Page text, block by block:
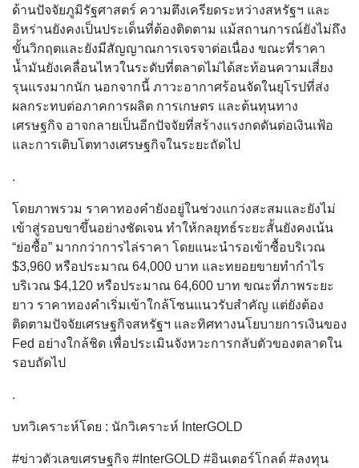
ด้านปัจจัยภูมิรัฐศาสตร์ ความตึงเครียดระหว่างสหรัฐฯ และ
อิหร่านยังคงเป็นประเด็นที่ต้องติดตาม แม้สถานการณ์ยังไม่ถึง
ขั้นวิกฤตและยังมีสัญญาณการเจรจาต่อเนื่อง ขณะที่ราคา
น้ำมันยังเคลื่อนไหวในระดับที่ตลาดไม่ได้สะท้อนความเสี่ยง
รุนแรงมากนัก นอกจากนี้ ภาวะอากาศร้อนจัดในยุโรปที่ส่ง
ผลกระทบต่อภาคการผลิต การเกษตร และต้นทุนทาง
เศรษฐกิจ อาจกลายเป็นอีกปัจจัยที่สร้างแรงกดดันต่อเงินเฟ้อ
และการเติบโตทางเศรษฐกิจในระยะถัดไป
.
โดยภาพรวม ราคาทองคำยังอยู่ในช่วงแกว่งสะสมและยังไม่
เข้าสู่รอบขาขึ้นอย่างชัดเจน ทำให้กลยุทธ์ระยะสั้นยังคงเน้น
“ย่อซื้อ” มากกว่าการไล่ราคา โดยแนะนำรอเข้าซื้อบริเวณ
$3,960 หรือประมาณ 64,000 บาท และทยอยขายทำกำไร
บริเวณ $4,120 หรือประมาณ 64,600 บาท ขณะที่ภาพระยะ
ยาว ราคาทองคำเริ่มเข้าใกล้โซนแนวรับสำคัญ แต่ยังต้อง
ติดตามปัจจัยเศรษฐกิจสหรัฐฯ และทิศทางนโยบายการเงินของ
Fed อย่างใกล้ชิด เพื่อประเมินจังหวะการกลับตัวของตลาดใน
รอบถัดไป
.
บทวิเคราะห์โดย : นักวิเคราะห์ InterGOLD
#ข่าวตัวเลขเศรษฐกิจ #InterGOLD #อินเตอร์โกลด์ #ลงทุน